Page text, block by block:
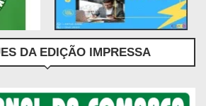
DA EDIÇÃO IMPRESSA